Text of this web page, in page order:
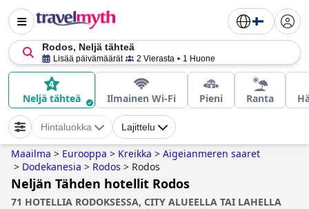
Rodos, Neljä tähteä
Lisää päivämäärät 2 Vierasta 1 Huone
Neljä tähteä Ilmainen Wi-Fi Pieni Ranta
Hintaluokka Lajittelu
Maailma > Eurooppa > Kreikka > Aigeianmeren saaret
> Dodekanesia > Rodos > Rodos
Neljän Tähden hotellit Rodos
71 HOTELLIA RODOKSESSA, CITY ALUEELLA TAI LAHELLA